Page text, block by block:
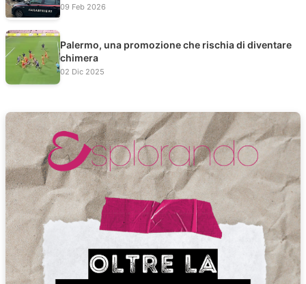
09 Feb 2026
Palermo, una promozione che rischia di diventare
chimera
02 Dic 2025